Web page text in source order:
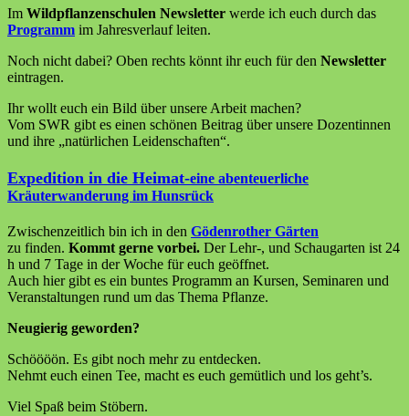
Im Wildpflanzenschulen Newsletter werde ich euch durch das
Programm im Jahresverlauf leiten.
Noch nicht dabei? Oben rechts könnt ihr euch für den Newsletter
eintragen.
Ihr wollt euch ein Bild über unsere Arbeit machen?
Vom SWR gibt es einen schönen Beitrag über unsere Dozentinnen
und ihre „natürlichen Leidenschaften“.
Expedition in die Heimat-eine abenteuerliche
Kräuterwanderung im Hunsrück
Zwischenzeitlich bin ich in den Gödenrother Gärten
zu finden. Kommt gerne vorbei. Der Lehr-, und Schaugarten ist 24
h und 7 Tage in der Woche für euch geöffnet.
Auch hier gibt es ein buntes Programm an Kursen, Seminaren und
Veranstaltungen rund um das Thema Pflanze.
Neugierig geworden?
Schöööön. Es gibt noch mehr zu entdecken.
Nehmt euch einen Tee, macht es euch gemütlich und los geht’s.
Viel Spaß beim Stöbern.